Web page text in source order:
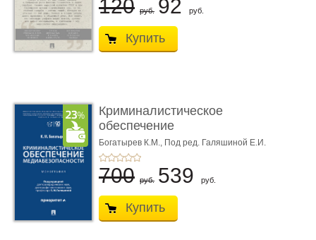
120 руб. 92 руб.
Купить
Криминалистическое
обеспечение
медиабезопас� ...
Богатырев К.М., Под ред. Галяшиной Е.И.
700 руб. 539 руб.
Купить